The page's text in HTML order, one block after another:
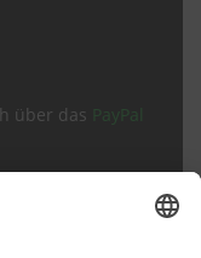
über das PayPal